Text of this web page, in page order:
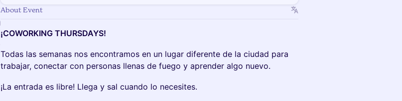
About Event
¡COWORKING THURSDAYS!
Todas las semanas nos encontramos en un lugar diferente de la ciudad para
trabajar, conectar con personas llenas de fuego y aprender algo nuevo.
¡La entrada es libre! Llega y sal cuando lo necesites.